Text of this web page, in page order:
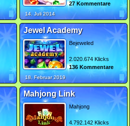
27 Kommentare
14. Juli 2014
Jewel Academy
Bejeweled
2.020.674 Klicks
136 Kommentare
18. Februar 2019
Mahjong Link
Mahjong
4.792.142 Klicks